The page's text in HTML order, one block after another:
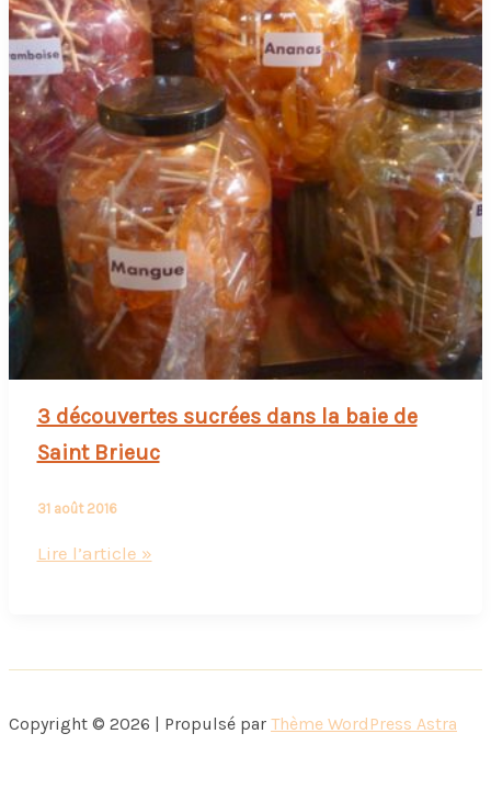
3 découvertes sucrées dans la baie de
Saint Brieuc
31 août 2016
3
la
de
Lire l’article »
Copyright © 2026 | Propulsé par Thème WordPress Astra